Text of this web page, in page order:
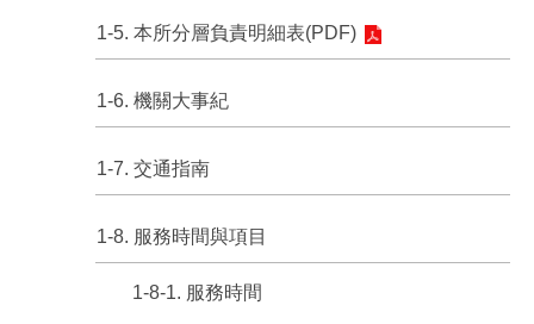
1-5. 本所分層負責明細表(PDF)
1-6. 機關大事紀
1-7. 交通指南
1-8. 服務時間與項目
1-8-1. 服務時間